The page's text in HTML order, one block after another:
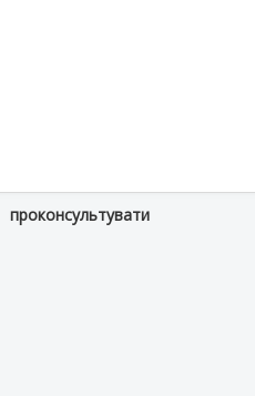
проконсультувати